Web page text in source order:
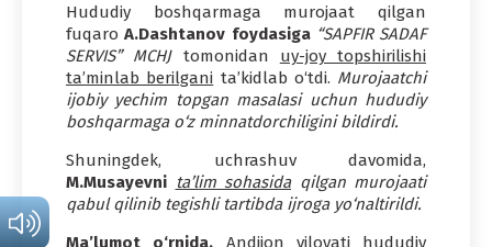
Hududiy boshqarmaga murojaat qilgan
fuqaro A.Dashtanov foydasiga “SAPFIR SADAF
SERVIS” MCHJtomonidan uy-joy topshirilishi
ta’minlab berilgani ta’kidlab o‘tdi. Murojaatchi
ijobiy yechim topgan masalasi uchun hududiy
boshqarmaga o‘z minnatdorchiligini bildirdi.
Shuningdek, uchrashuv davomida,
M.Musayevni ta’lim sohasidaqilgan murojaati
qabul qilinib tegishli tartibda ijroga yo‘naltirildi.
Ma’lumot o‘rnida. Andijon viloyati hududiy